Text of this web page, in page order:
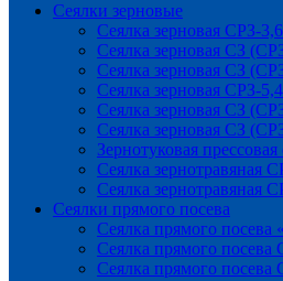
Сеялки зерновые
Сеялка зерновая СРЗ-3,6
Сеялка зерновая СЗ
Сеялка зерновая СЗ
Сеялка зерновая СРЗ-5,4
Сеялка зерновая СЗ
Сеялка зерновая СЗ
Зернотуковая
Сеялка зернотравяная
Сеялка зернотравяная
Сеялки прямого посева
Сеялка прямого посева
Сеялка прямого
Сеялка прямого